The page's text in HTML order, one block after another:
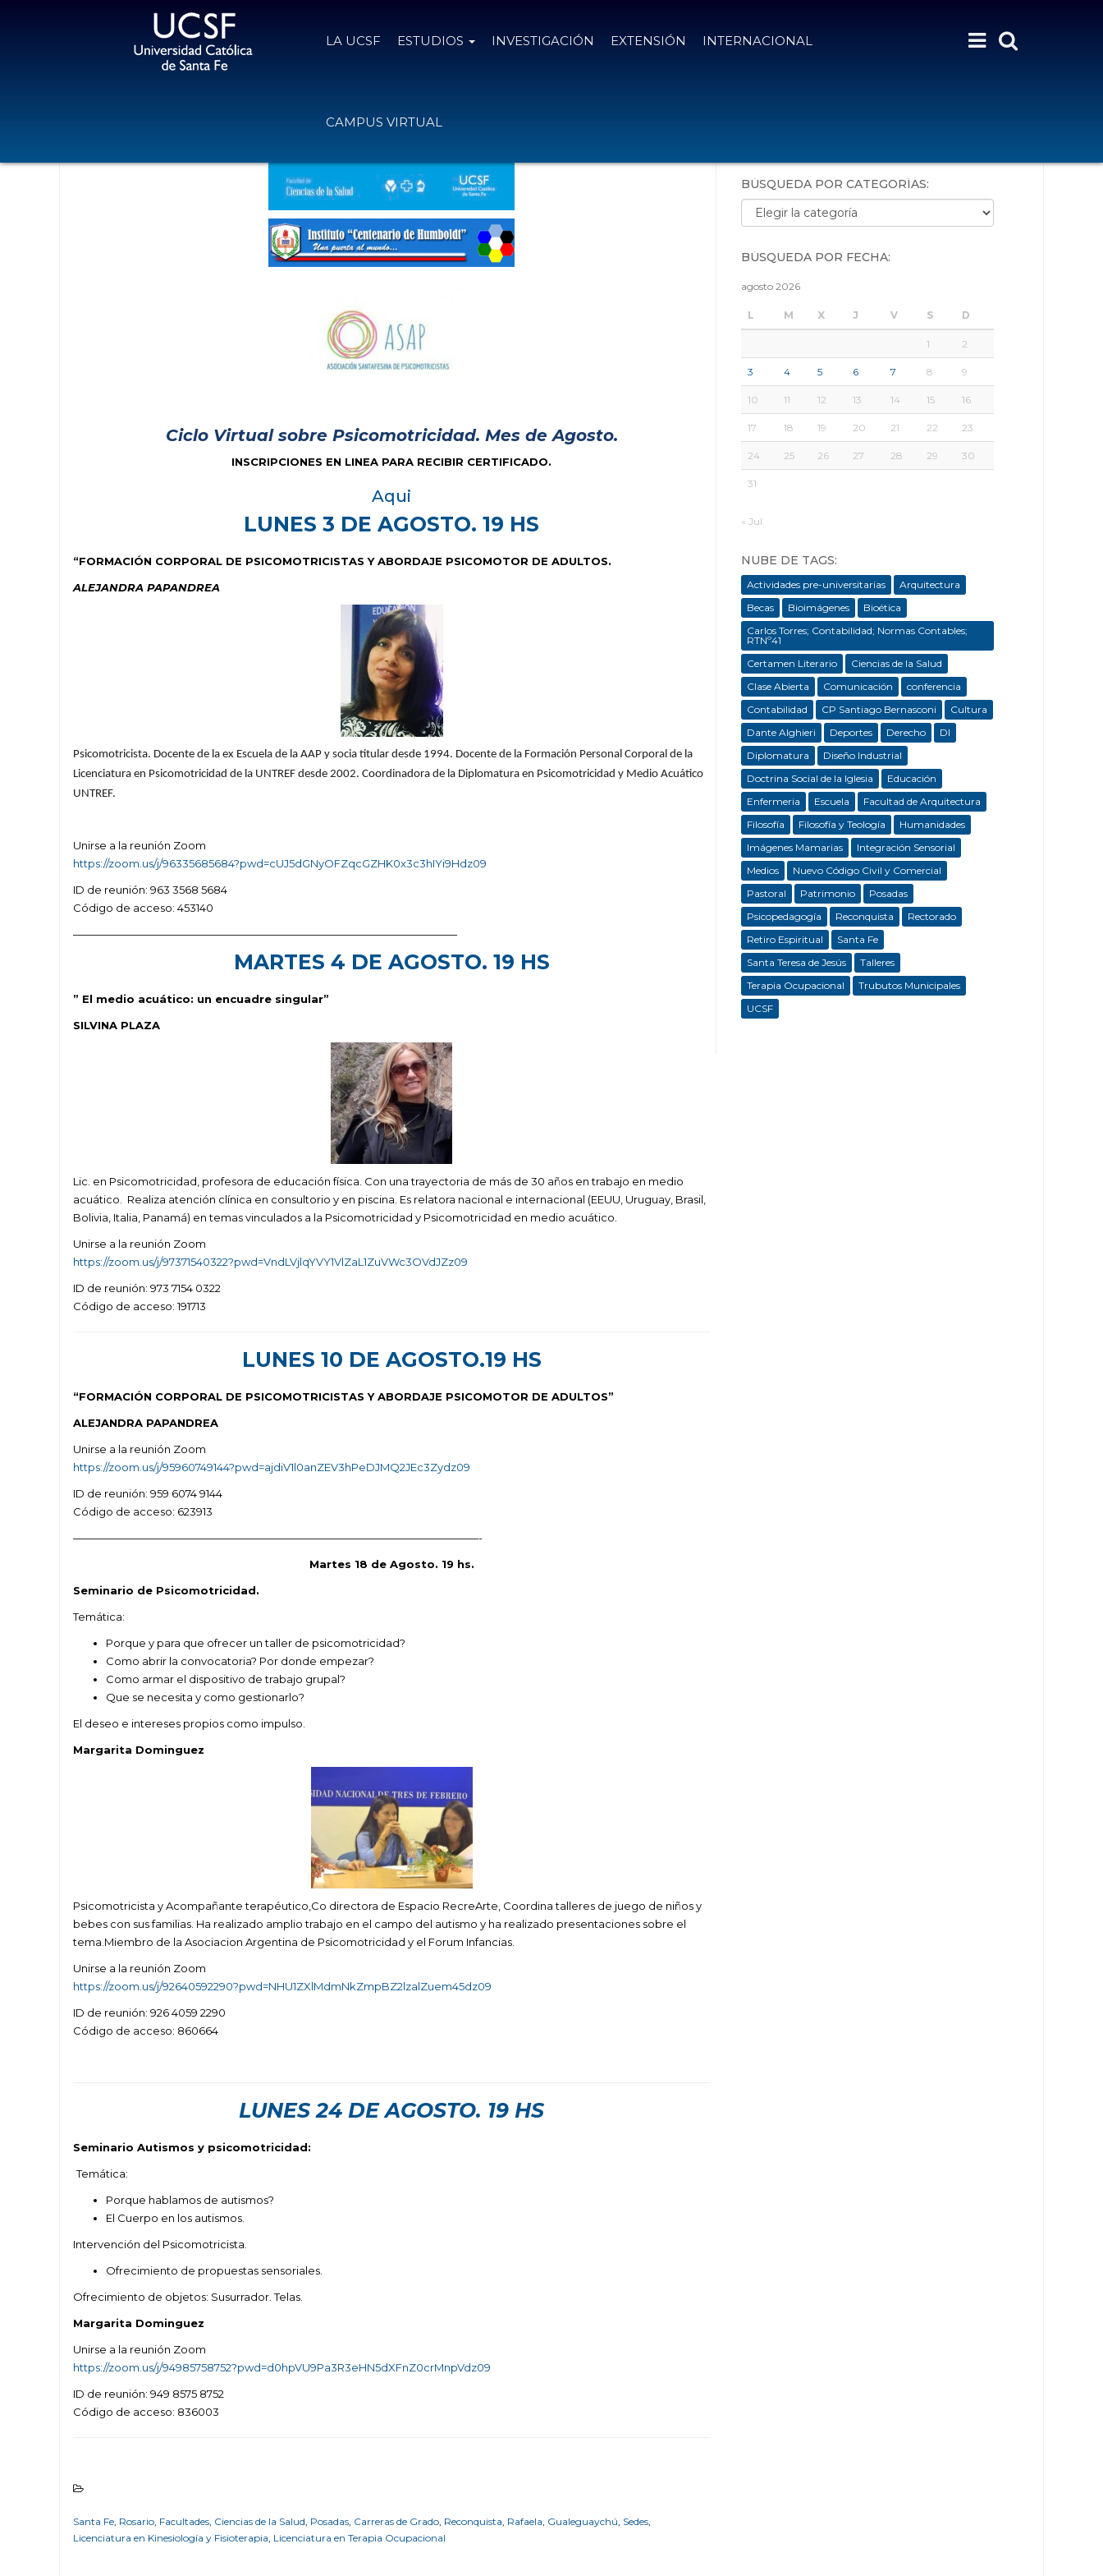
LA UCSF ESTUDIOS INVESTIGACIÓN EXTENSIÓN INTERNACIONAL
CAMPUS VIRTUAL
Ciclo Virtual sobre Psicomotricidad. Mes de Agosto.
INSCRIPCIONES EN LINEA PARA RECIBIR CERTIFICADO.
Aqui
LUNES 3 DE AGOSTO. 19 HS
“FORMACIÓN CORPORAL DE PSICOMOTRICISTAS Y ABORDAJE PSICOMOTOR DE ADULTOS.
ALEJANDRA PAPANDREA
Psicomotricista. Docente de la ex Escuela de la AAP y socia titular desde 1994. Docente de la Formación Personal Corporal de la
Licenciatura en Psicomotricidad de la UNTREF desde 2002. Coordinadora de la Diplomatura en Psicomotricidad y Medio Acuático
UNTREF.
Unirse a la reunión Zoom
https://zoom.us/j/96335685684?pwd=cUJ5dGNyOFZqcGZHK0x3c3hIYi9Hdz09
ID de reunión: 963 3568 5684
Código de acceso: 453140
————————————————————————————————————
MARTES 4 DE AGOSTO. 19 HS
” El medio acuático: un encuadre singular”
SILVINA PLAZA
Lic. en Psicomotricidad, profesora de educación física. Con una trayectoria de más de 30 años en trabajo en medio
acuático. Realiza atención clínica en consultorio y en piscina. Es relatora nacional e internacional (EEUU, Uruguay, Brasil,
Bolivia, Italia, Panamá) en temas vinculados a la Psicomotricidad y Psicomotricidad en medio acuático.
Unirse a la reunión Zoom
https://zoom.us/j/97371540322?pwd=VndLVjlqYVY1VlZaL1ZuVWc3OVdJZz09
ID de reunión: 973 7154 0322
Código de acceso: 191713
LUNES 10 DE AGOSTO.19 HS
“FORMACIÓN CORPORAL DE PSICOMOTRICISTAS Y ABORDAJE PSICOMOTOR DE ADULTOS”
ALEJANDRA PAPANDREA
Unirse a la reunión Zoom
https://zoom.us/j/95960749144?pwd=ajdiV1l0anZEV3hPeDJMQ2JEc3Zydz09
ID de reunión: 959 6074 9144
Código de acceso: 623913
——————————————————————————————————————-
Martes 18 de Agosto. 19 hs.
Seminario de Psicomotricidad.
Temática:
Porque y para que ofrecer un taller de psicomotricidad?
Como abrir la convocatoria? Por donde empezar?
Como armar el dispositivo de trabajo grupal?
Que se necesita y como gestionarlo?
El deseo e intereses propios como impulso.
Margarita Dominguez
Psicomotricista y Acompañante terapéutico,Co directora de Espacio RecreArte, Coordina talleres de juego de niños y
bebes con sus familias. Ha realizado amplio trabajo en el campo del autismo y ha realizado presentaciones sobre el
tema.Miembro de la Asociacion Argentina de Psicomotricidad y el Forum Infancias.
Unirse a la reunión Zoom
https://zoom.us/j/92640592290?pwd=NHU1ZXlMdmNkZmpBZ2lzalZuem45dz09
ID de reunión: 926 4059 2290
Código de acceso: 860664
LUNES 24 DE AGOSTO. 19 HS
Seminario Autismos y psicomotricidad:
Temática:
Porque hablamos de autismos?
El Cuerpo en los autismos.
Intervención del Psicomotricista.
Ofrecimiento de propuestas sensoriales.
Ofrecimiento de objetos: Susurrador. Telas.
Margarita Dominguez
Unirse a la reunión Zoom
https://zoom.us/j/94985758752?pwd=d0hpVU9Pa3R3eHN5dXFnZ0crMnpVdz09
ID de reunión: 949 8575 8752
Código de acceso: 836003
Santa Fe Rosario Facultades Ciencias de la Salud Posadas Carreras de Grado Reconquista Rafaela Gualeguaychú Sedes
Licenciatura en Kinesiología y Fisioterapia Licenciatura en Terapia Ocupacional
BÚSQUEDA POR CATEGORÍAS:
Búsqueda por categorías:
BÚSQUEDA POR FECHA:
agosto 2026
L M X J V S D
1 2
3 4 5 6 7 8 9
10 11 12 13 14 15 16
17 18 19 20 21 22 23
24 25 26 27 28 29 30
31
« Jul
NUBE DE TAGS:
Actividades pre-universitarias
Arquitectura
Becas
Bioimágenes
Bioética
Carlos Torres; Contabilidad; Normas Contables;
RTNº41
Certamen Literario
Ciencias de la Salud
Clase Abierta
Comunicación
conferencia
Contabilidad
CP Santiago Bernasconi
Cultura
Dante Alghieri
Deportes Derecho
DI
Diplomatura
Diseño Industrial
Doctrina Social de la Iglesia
Educación
Enfermeria
Escuela
Facultad de Arquitectura
Filosofía
Filosofía y Teología
Humanidades
Imágenes Mamarias
Integración Sensorial
Medios
Nuevo Código Civil y Comercial
Pastoral
Patrimonio
Posadas
Psicopedagogía
Reconquista
Rectorado
Retiro Espiritual
Santa Fe
Santa Teresa de Jesús
Talleres
Terapia Ocupacional
Trubutos Municipales
UCSF